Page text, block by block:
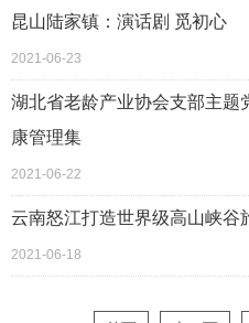
昆山陆家镇：演话剧 觅初心
2021-06-23
湖北省老龄产业协会支部主题
康管理集
2021-06-22
云南怒江打造世界级高山峡谷
2021-06-18